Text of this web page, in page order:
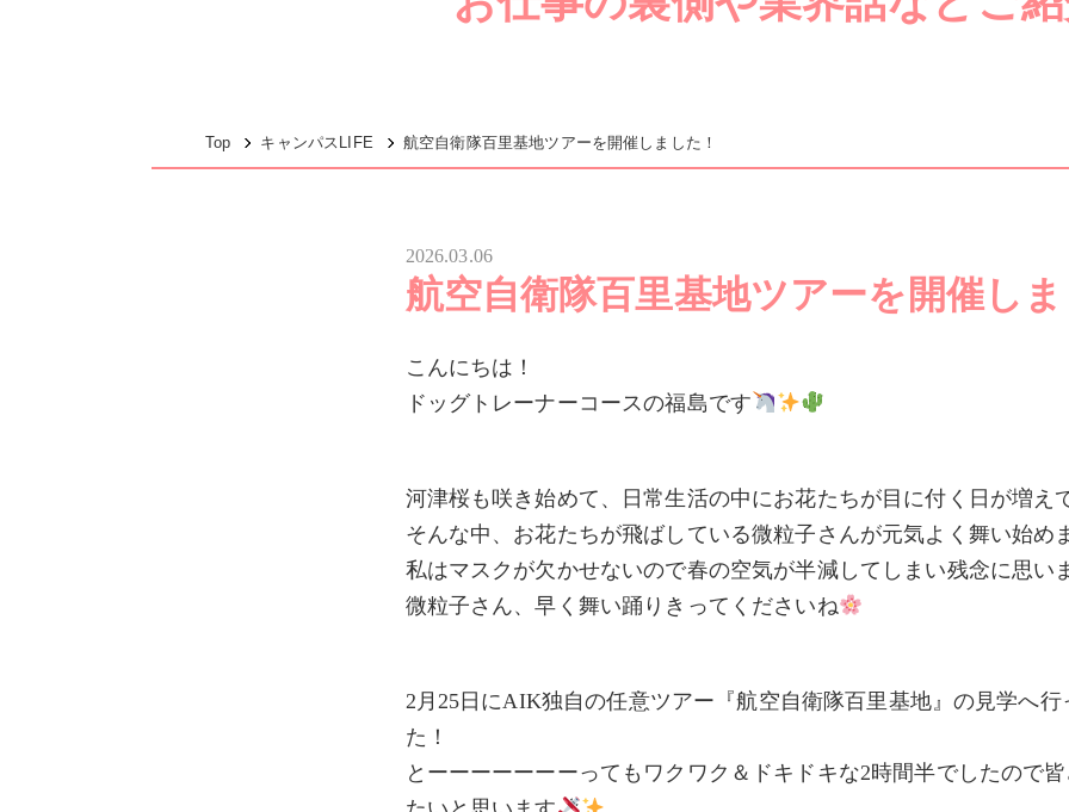
Top キャンパスLIFE 航空自衛隊百里基地ツアーを開催しました！
2026.03.06
航空自衛隊百里基地ツアーを開催し
こんにちは！
ドッグトレーナーコースの福島です
河津桜も咲き始めて、日常生活の中にお花たちが目に付く日が増え
そんな中、お花たちが飛ばしている微粒子さんが元気よく舞い始め
私はマスクが欠かせないので春の空気が半減してしまい残念に思
微粒子さん、早く舞い踊りきってくださいね
2月25日にAIK独自の任意ツアー『航空自衛隊百里基地』の見学へ行
た！
とーーーーーーーってもワクワク＆ドキドキな2時間半でしたので